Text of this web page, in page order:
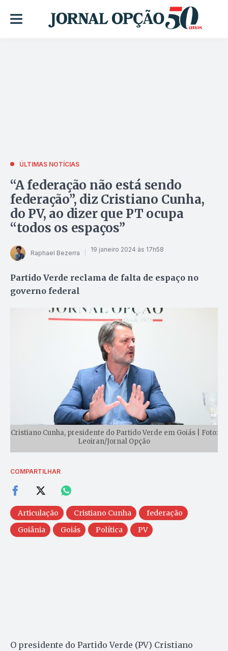
ÚLTIMAS NOTÍCIAS
“A federação não está sendo
federação”, diz Cristiano Cunha,
do PV, ao dizer que PT ocupa
“todos os espaços”
Raphael Bezerra 19 janeiro 2024 às 17h58
Partido Verde reclama de falta de espaço no
governo federal
Cristiano Cunha, presidente do Partido Verde em Goiás | Foto:
Leoiran/Jornal Opção
COMPARTILHAR
Articulação Cristiano Cunha
federação
Goiânia
Goiás Política PV
O presidente do Partido Verde (PV) Cristiano